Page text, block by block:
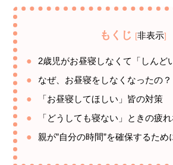
もくじ [非表示]
2歳児がお昼寝しなくて「しんど
なぜ、お昼寝をしなくなったの？
「お昼寝してほしい」皆の対策
「どうしても寝ない」ときの疲
親が”自分の時間”を確保するため